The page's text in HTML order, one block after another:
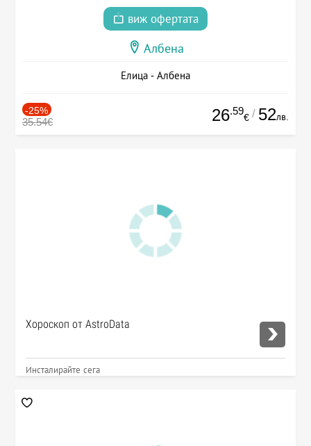
виж офертата
Албена
Елица - Албена
-25%
35.54€ 26.59
€ / 52лв.
Хороскоп от AstroData
Инсталирайте сега